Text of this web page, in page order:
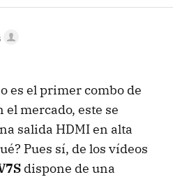
es el primer combo de
el mercado, este se
salida HDMI en alta
Pues sí, de los vídeos
dispone de una